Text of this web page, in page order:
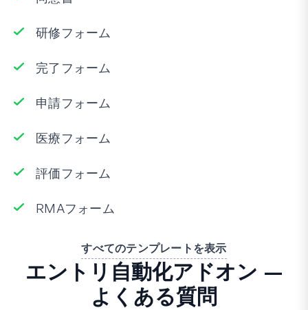
研修フォーム
完了フォーム
申請フォーム
医療フォーム
評価フォーム
RMAフォーム
すべてのテンプレートを表示
エントリ自動化アドオン –
よくある質問